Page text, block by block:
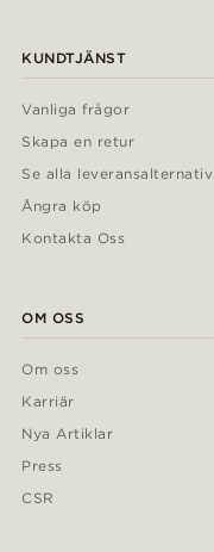
KUNDTJÄNST
Vanliga frågor
Skapa en retur
Se alla leveransalternativ
Ångra köp
Kontakta Oss
OM OSS
Om oss
Karriär
Nya Artiklar
Press
CSR